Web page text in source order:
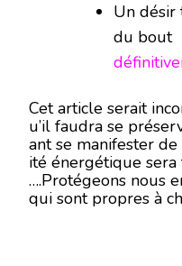
Un désir
du bout
Cet article serait
u’il faudra se
ant se manifester de
ité énergétique sera
….Protégeons nous
qui sont propres à